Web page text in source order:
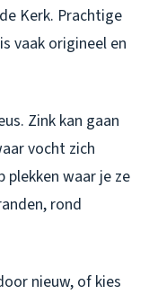
Kerk. Prachtige
vaak origineel en
Zink kan gaan
vocht zich
plekken waar je ze
rond
nieuw, of kies